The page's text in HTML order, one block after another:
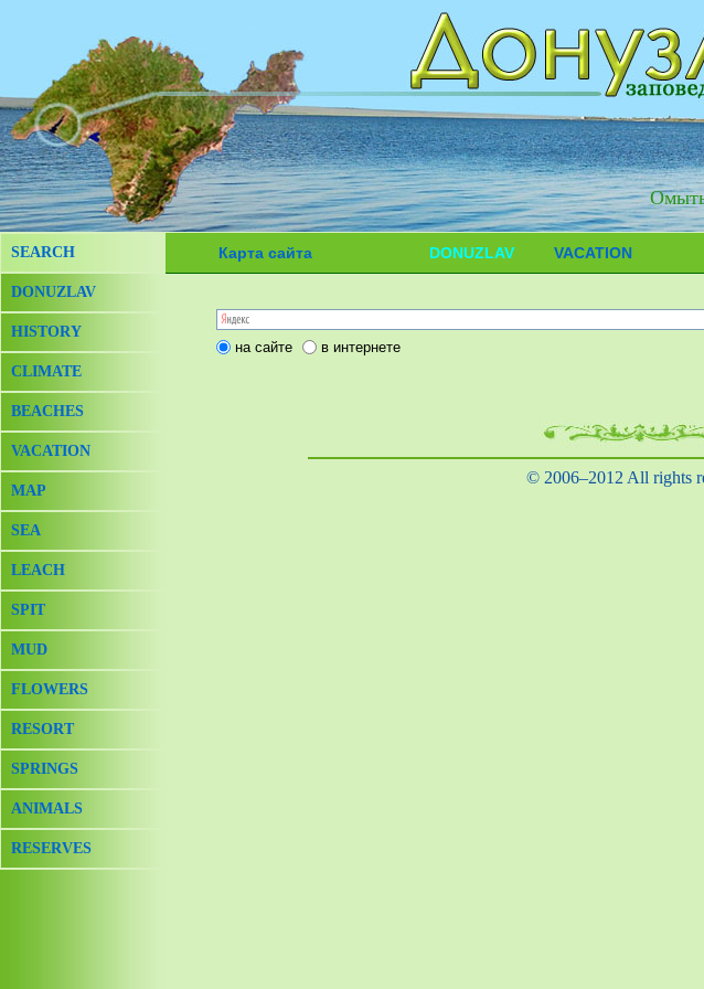
SEARCH
DONUZLAV
HISTORY
CLIMATE
BEACHES
VACATION
MAP
SEA
LEACH
SPIT
MUD
FLOWERS
RESORT
SPRINGS
ANIMALS
RESERVES
Карта сайта DONUZLAV VACATION
на сайте в интернете
© 2006–2012 All rights